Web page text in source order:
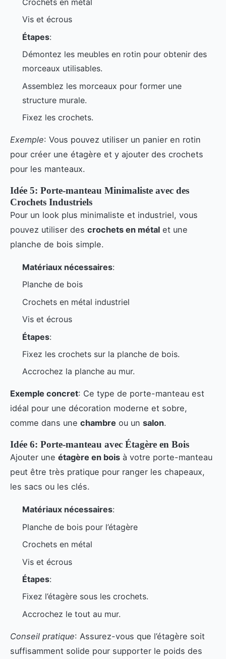
Crochets en métal
Vis et écrous
Étapes:
Démontez les meubles en rotin pour obtenir des
morceaux utilisables.
Assemblez les morceaux pour former une
structure murale.
Fixez les crochets.
Exemple: Vous pouvez utiliser un panier en rotin
pour créer une étagère et y ajouter des crochets
pour les manteaux.
Idée 5: Porte-manteau Minimaliste avec des
Crochets Industriels
Pour un look plus minimaliste et industriel, vous
pouvez utiliser des crochets en métal et une
planche de bois simple.
Matériaux nécessaires:
Planche de bois
Crochets en métal industriel
Vis et écrous
Étapes:
Fixez les crochets sur la planche de bois.
Accrochez la planche au mur.
Exemple concret: Ce type de porte-manteau est
idéal pour une décoration moderne et sobre,
comme dans une chambre ou un salon.
Idée 6: Porte-manteau avec Étagère en Bois
Ajouter une étagère en bois à votre porte-manteau
peut être très pratique pour ranger les chapeaux,
les sacs ou les clés.
Matériaux nécessaires:
Planche de bois pour l’étagère
Crochets en métal
Vis et écrous
Étapes:
Fixez l’étagère sous les crochets.
Accrochez le tout au mur.
Conseil pratique: Assurez-vous que l’étagère soit
suffisamment solide pour supporter le poids des